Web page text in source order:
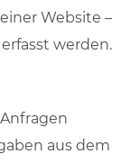
Website –
werden.
aus dem